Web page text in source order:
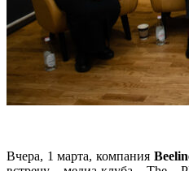
Вчера, 1 марта, компания